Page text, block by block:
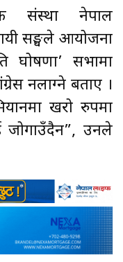
संस्था नेपाल
सङ्घले आयोजना
घोषणा’ सभामा
नलाग्ने बताए ।
खरो रुपमा
जोगाउँदैन”, उनले